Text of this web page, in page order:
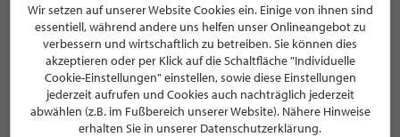
ANMELDEN
Mit der Anmeldung an unserem Newsletter stimmen Sie unseren
Datenschutzbestimmungenzu. Eine Abmeldungist jederzeit möglich.
Wir setzen auf unserer Website Cookies ein. Einige von ihnen sind
essentiell, während andere uns helfen unser Onlineangebot zu
verbessern und wirtschaftlich zu betreiben. Sie können dies
akzeptieren oder per Klick auf die Schaltfläche "Individuelle
Cookie-Einstellungen" einstellen, sowie diese Einstellungen
jederzeit aufrufen und Cookies auch nachträglich jederzeit
abwählen (z.B. im Fußbereich unserer Website). Nähere Hinweise
erhalten Sie in unserer Datenschutzerklärung.